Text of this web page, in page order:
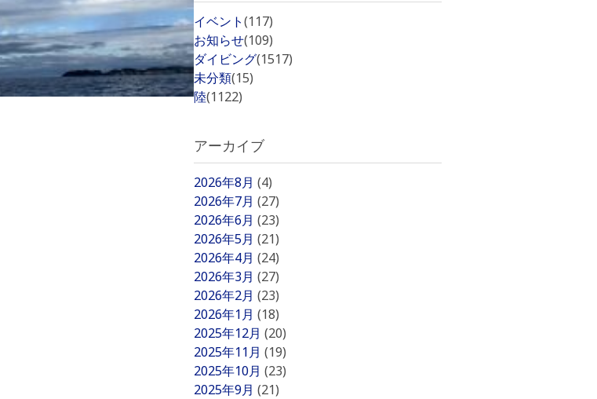
イベント(117)
お知らせ(109)
ダイビング(1517)
未分類(15)
陸(1122)
アーカイブ
2026年8月 (4)
2026年7月 (27)
2026年6月 (23)
2026年5月 (21)
2026年4月 (24)
2026年3月 (27)
2026年2月 (23)
2026年1月 (18)
2025年12月 (20)
2025年11月 (19)
2025年10月 (23)
2025年9月 (21)